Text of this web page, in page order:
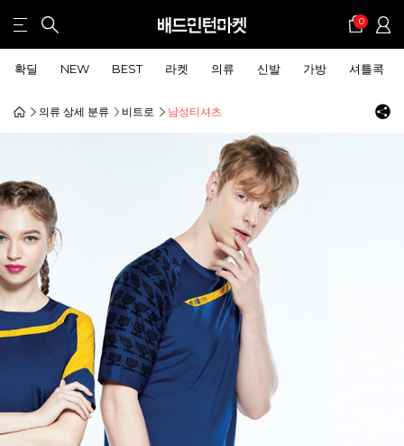
0
확딜 NEW BEST 라켓 의류 신발 가방 셔틀콕
의류 상세 분류 비트로 남성티셔츠